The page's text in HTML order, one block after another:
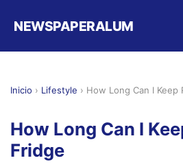
NEWSPAPERALUM
Inicio › Lifestyle › How Long Can I Keep
How Long Can I
Fridge